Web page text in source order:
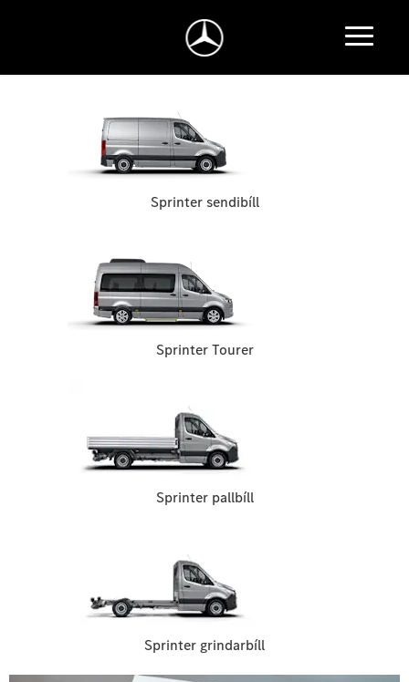
Sprinter sendibíll
Sprinter Tourer
Sprinter pallbíll
Sprinter grindarbíll